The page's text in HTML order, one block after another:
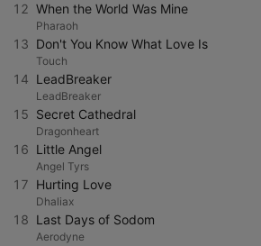
12 When the World Was Mine
Pharaoh
13 Don't You Know What Love Is
Touch
14 LeadBreaker
LeadBreaker
15 Secret Cathedral
Dragonheart
16 Little Angel
Angel Tyrs
17 Hurting Love
Dhaliax
18 Last Days of Sodom
Aerodyne